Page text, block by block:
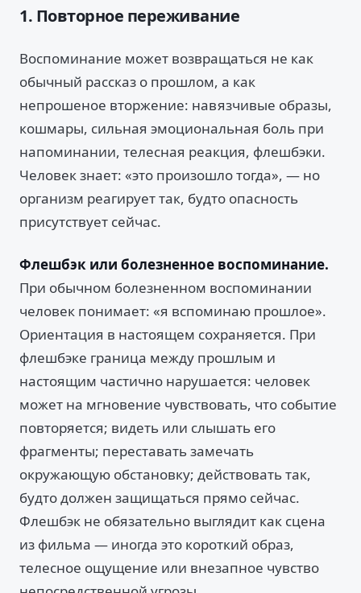
1. Повторное переживание
Воспоминание может возвращаться не как
обычный рассказ о прошлом, а как
непрошеное вторжение: навязчивые образы,
кошмары, сильная эмоциональная боль при
напоминании, телесная реакция, флешбэки.
Человек знает: «это произошло тогда», — но
организм реагирует так, будто опасность
присутствует сейчас.
Флешбэк или болезненное воспоминание.
При обычном болезненном воспоминании
человек понимает: «я вспоминаю прошлое».
Ориентация в настоящем сохраняется. При
флешбэке граница между прошлым и
настоящим частично нарушается: человек
может на мгновение чувствовать, что событие
повторяется; видеть или слышать его
фрагменты; переставать замечать
окружающую обстановку; действовать так,
будто должен защищаться прямо сейчас.
Флешбэк не обязательно выглядит как сцена
из фильма — иногда это короткий образ,
телесное ощущение или внезапное чувство